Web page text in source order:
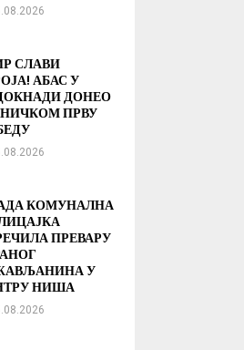
СЛАВИ
АБАС У
ДОНЕО
ПРВУ
КОМУНАЛНА
ПРЕВАРУ
У
НИША